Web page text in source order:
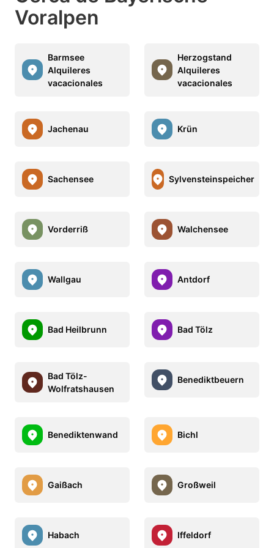
Voralpen
Barmsee
Alquileres
vacacionales
Herzogstand
Alquileres
vacacionales
Jachenau Krün
Sachensee Sylvensteinspeicher
Vorderriß Walchensee
Wallgau Antdorf
Bad Heilbrunn Bad Tölz
Bad Tölz-
Wolfratshausen
Benediktbeuern
Benediktenwand Bichl
Gaißach Großweil
Habach Iffeldorf